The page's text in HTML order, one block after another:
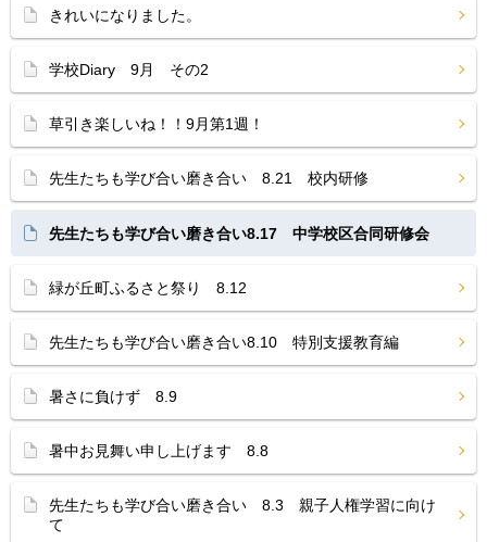
きれいになりました。
学校Diary 9月 その2
草引き楽しいね！！9月第1週！
先生たちも学び合い磨き合い 8.21 校内研修
先生たちも学び合い磨き合い8.17 中学校区合同研修会
緑が丘町ふるさと祭り 8.12
先生たちも学び合い磨き合い8.10 特別支援教育編
暑さに負けず 8.9
暑中お見舞い申し上げます 8.8
先生たちも学び合い磨き合い 8.3 親子人権学習に向け
て